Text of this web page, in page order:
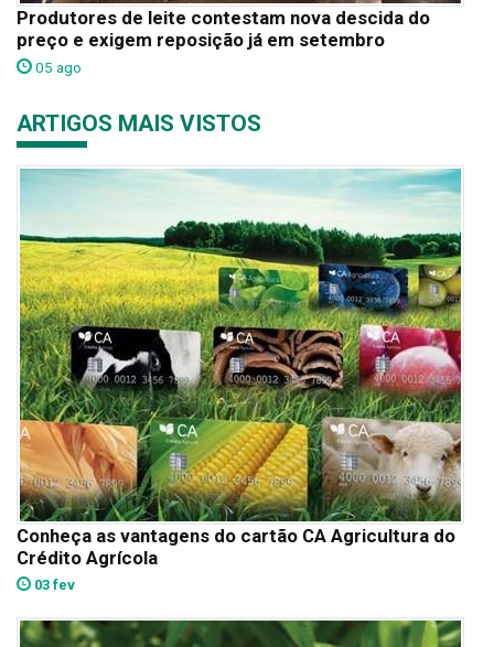
Produtores de leite contestam nova descida do
preço e exigem reposição já em setembro
05 ago
ARTIGOS MAIS VISTOS
Conheça as vantagens do cartão CA Agricultura do
Crédito Agrícola
03 fev